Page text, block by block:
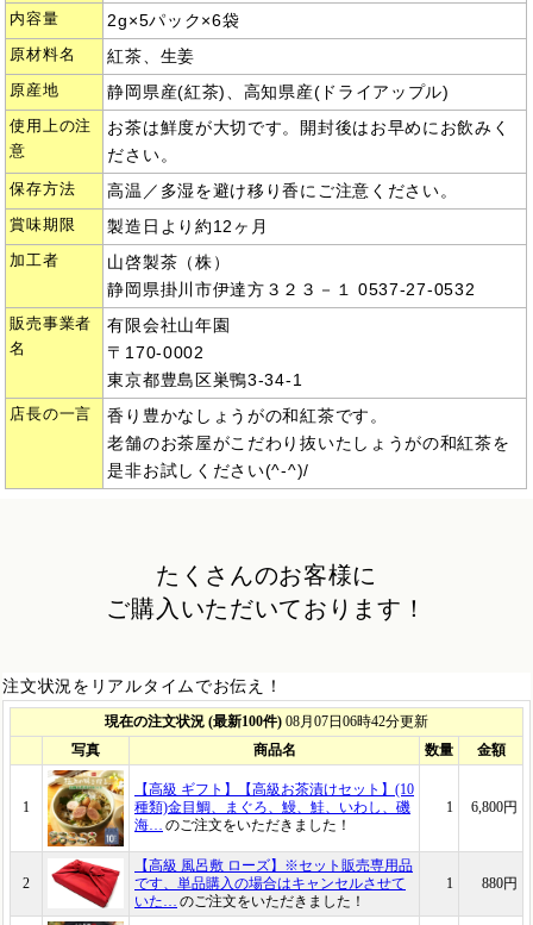
内容量 2g×5パック×6袋
原材料名 紅茶、生姜
原産地 静岡県産(紅茶)、高知県産(ドライアップル)
使用上の注
意
お茶は鮮度が大切です。開封後はお早めにお飲みく
ださい。
保存方法 高温／多湿を避け移り香にご注意ください。
賞味期限 製造日より約12ヶ月
加工者
山啓製茶（株）
静岡県掛川市伊達方３２３－１ 0537-27-0532
販売事業者
名
有限会社山年園
〒170-0002
東京都豊島区巣鴨3-34-1
店長の一言
香り豊かなしょうがの和紅茶です。
老舗のお茶屋がこだわり抜いたしょうがの和紅茶を
是非お試しください(^-^)/
たくさんのお客様に
ご購入いただいております！
注文状況をリアルタイムでお伝え！